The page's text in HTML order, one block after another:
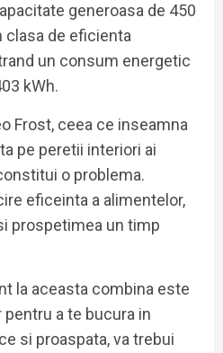
generoasa de 450
clasa de eficienta
un consum energetic
kWh.
Frost, ceea ce inseamna
pe peretii interiori ai
o problema.
eficeinta a alimentelor,
prospetimea un timp
la aceasta combina este
pentru a te bucura in
si proaspata, va trebui